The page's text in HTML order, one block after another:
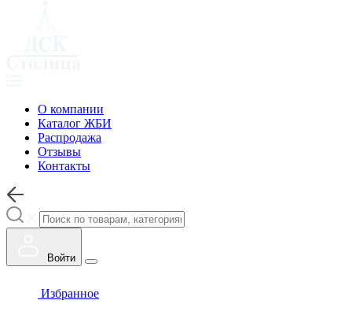
О компании
Каталог ЖБИ
Распродажа
Отзывы
Контакты
Войти
Избранное